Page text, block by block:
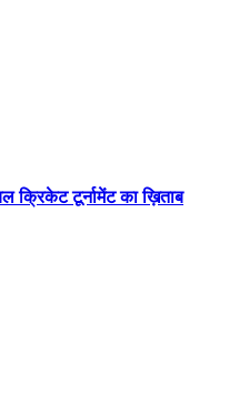
क्रिकेट टूर्नामेंट का ख़िताब